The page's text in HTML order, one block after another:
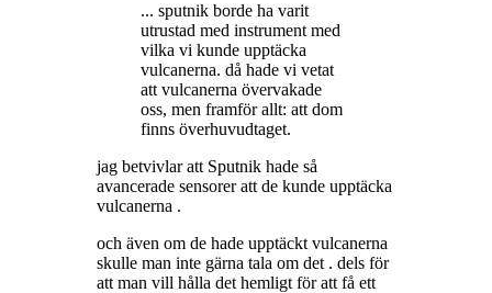
... sputnik borde ha varit
utrustad med instrument med
vilka vi kunde upptäcka
vulcanerna. då hade vi vetat
att vulcanerna övervakade
oss, men framför allt: att dom
finns överhuvudtaget.
jag betvivlar att Sputnik hade så
avancerade sensorer att de kunde upptäcka
vulcanerna .
och även om de hade upptäckt vulcanerna
skulle man inte gärna tala om det . dels för
att man vill hålla det hemligt för att få ett